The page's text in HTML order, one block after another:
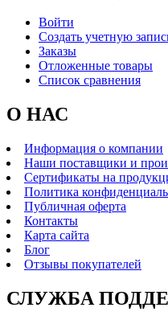
Войти
Создать учетную
Заказы
Отложенные товары
Список сравнения
О НАС
Информация о компании
Наши поставщики и
Сертификаты на
Политика
Публичная оферта
Контакты
Карта сайта
Блог
Отзывы покупателей
СЛУЖБА